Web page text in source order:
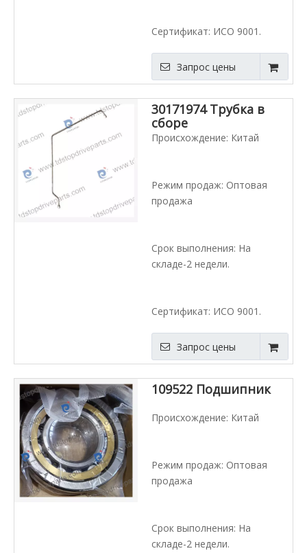
Сертификат: ИСО 9001.
Запрос цены
30171974 Трубка в
сборе
Происхождение: Китай
Режим продаж: Оптовая
продажа
Срок выполнения: На
складе-2 недели.
Сертификат: ИСО 9001.
Запрос цены
109522 Подшипник
Происхождение: Китай
Режим продаж: Оптовая
продажа
Срок выполнения: На
складе-2 недели.